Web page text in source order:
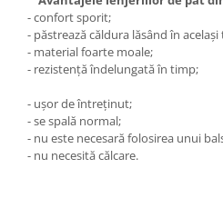
- confort sporit;
- păstrează căldura lăsând în
- material foarte moale;
- rezistență îndelungată în timp;
- ușor de întreținut;
- se spală normal;
- nu este necesară folosirea unui
- nu necesită călcare.